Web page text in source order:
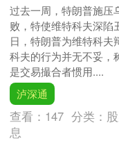
过去一周，特朗普施压
败，特使维特科夫深陷
日，特朗普为维特科夫
科夫的行为并无不妥，
是交易撮合者惯用....
泸深通
查看： 147 分类：
息